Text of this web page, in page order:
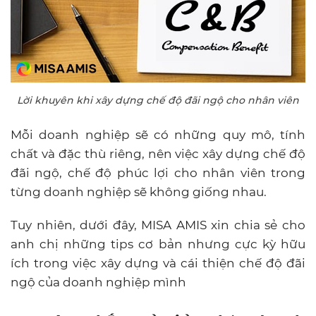
Lời khuyên khi xây dựng chế độ đãi ngộ cho nhân viên
Mỗi doanh nghiệp sẽ có những quy mô, tính
chất và đặc thù riêng, nên việc xây dựng chế độ
đãi ngộ, chế độ phúc lợi cho nhân viên trong
từng doanh nghiệp sẽ không giống nhau.
Tuy nhiên, dưới đây, MISA AMIS xin chia sẻ cho
anh chị những tips cơ bản nhưng cực kỳ hữu
ích trong việc xây dựng và cái thiện chế độ đãi
ngộ của doanh nghiệp mình